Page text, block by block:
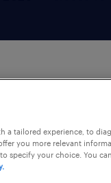
Randstad Italia
a tailored experience, to
you more relevant
specify your choice. You